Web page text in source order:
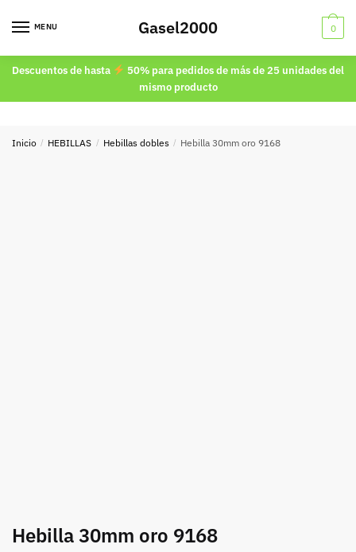
MENU Gasel2000 0
Descuentos de hasta
50% para pedidos de más de 25 unidades del
mismo producto
Inicio / HEBILLAS / Hebillas dobles / Hebilla 30mm oro 9168
Hebilla 30mm oro 9168